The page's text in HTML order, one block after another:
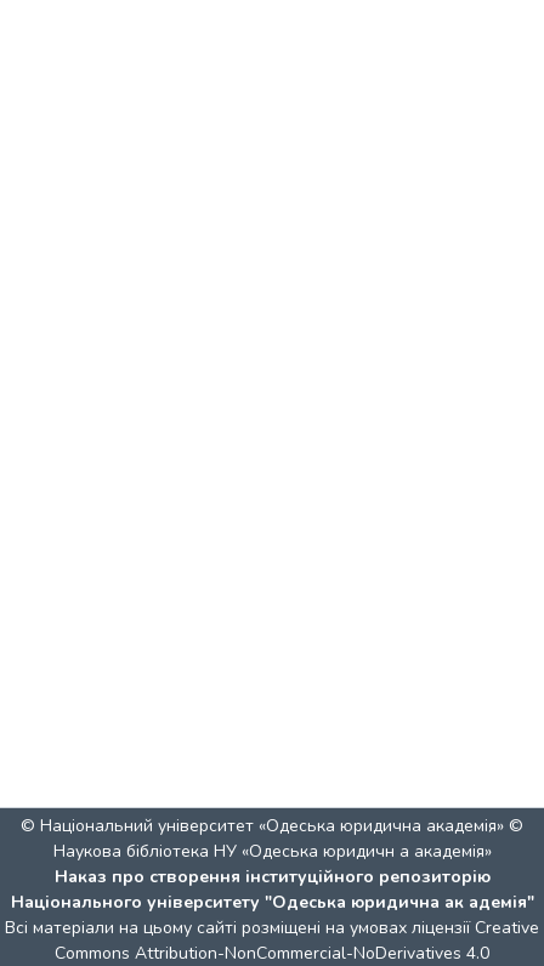
© Національний університет «Одеська юридична академія» ©
Наукова бібліотека НУ «Одеська юридичн а академія»
Наказ про створення інституційного репозиторію
Національного університету "Одеська юридична ак адемія"
Всі матеріали на цьому сайті розміщені на умовах ліцензії Creative
Commons Attribution-NonCommercial-NoDerivatives 4.0